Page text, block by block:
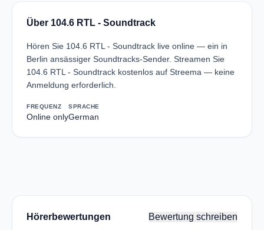
Über 104.6 RTL - Soundtrack
Hören Sie 104.6 RTL - Soundtrack live online — ein in
Berlin ansässiger Soundtracks-Sender. Streamen Sie
104.6 RTL - Soundtrack kostenlos auf Streema — keine
Anmeldung erforderlich.
FREQUENZ
Online only
SPRACHE
German
Hörerbewertungen Bewertung schreiben